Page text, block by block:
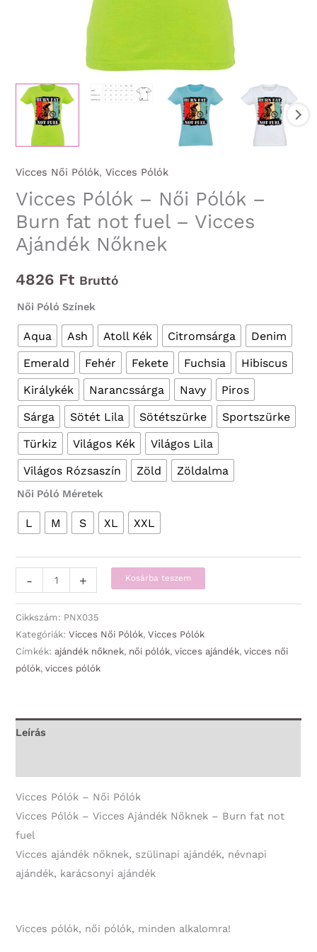
Vicces Női Pólók,Vicces Pólók
Vicces Pólók – Női Pólók –
Burn fat not fuel – Vicces
Ajándék Nőknek
4826 Ft Bruttó
Női Póló Színek
Aqua Ash Atoll Kék Citromsárga
Denim
Emerald
Fehér Fekete Fuchsia
Hibiscus
Királykék
Narancssárga Navy
Piros
Sárga
Sötét Lila Sötétszürke
Sportszürke
Türkiz
Világos Kék
Világos Lila
Világos Rózsaszín
Zöld Zöldalma
Női Póló Méretek
L M S XL XXL
-
Pólók
-
Női
Pólók
-
not
+ Kosárba teszem
Cikkszám: PNX035
Kategóriák:Vicces Női Pólók,Vicces Pólók
Címkék:ajándék nőknek, női pólók,vicces ajándék,vicces női
pólók,vicces pólók
Leírás
Vicces Pólók – Női Pólók
Vicces Pólók – Vicces Ajándék Nőknek – Burn fat not
fuel
Vicces ajándék nőknek, szülinapi ajándék, névnapi
ajándék, karácsonyi ajándék
Vicces pólók, női pólók, minden alkalomra!